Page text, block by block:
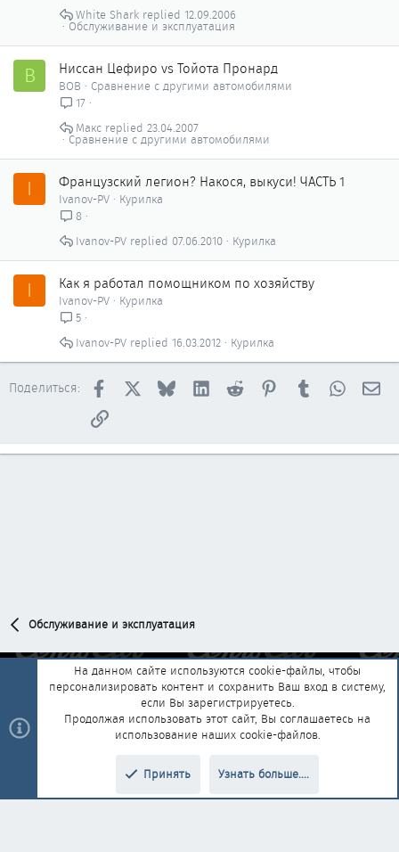
Обслуживание и эксплуатация
12.09.2006
White Shark
В Ниссан Цефиро vs Тойота Пронард
ВОВ
Сравнение с другими автомобилями
17
Сравнение с другими автомобилями
23.04.2007
Макс
I Французский легион? Накося, выкуси! ЧАСТЬ 1
Ivanov-PV
Курилка
8
Курилка
07.06.2010
Ivanov-PV
I Как я работал помощником по хозяйству
Ivanov-PV
Курилка
5
Курилка
16.03.2012
Ivanov-PV
Поделиться: Facebook BlueskyLinkedInReddit PinterestTumblr
Ссылка
Обслуживание и эксплуатация
Обратная связь
Условия и правила
Политика конфиденциальности
Помощь Главная
R
add-ons by ThemeHouse Перевод от Jumuro®
На данном сайте используются cookie-файлы, чтобы
персонализировать контент и сохранить Ваш вход в систему,
если Вы зарегистрируетесь.
Продолжая использовать этот сайт, Вы соглашаетесь на
использование наших cookie-файлов.
Принять Узнать больше....